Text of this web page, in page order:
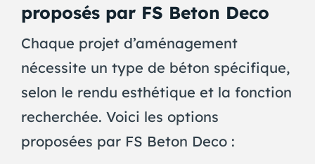
proposés par FS Beton Deco
Chaque projet d’aménagement
nécessite un type de béton spécifique,
selon le rendu esthétique et la fonction
recherchée. Voici les options
proposées par FS Beton Deco :